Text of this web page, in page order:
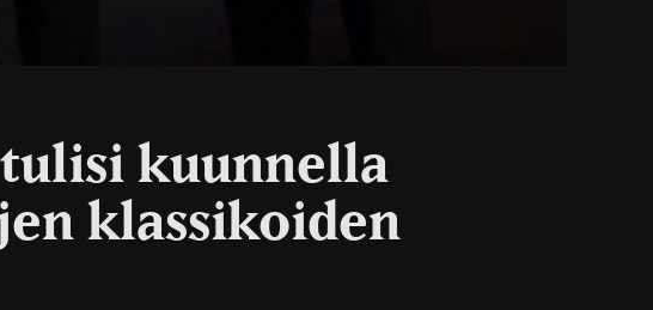
tulisi kuunnella
klassikoiden